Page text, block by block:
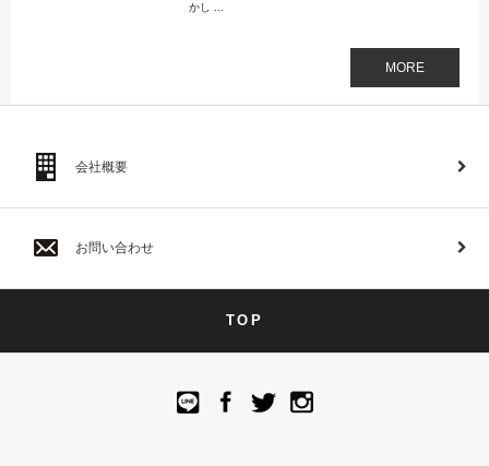
かし ...
MORE
会社概要
お問い合わせ
TOP